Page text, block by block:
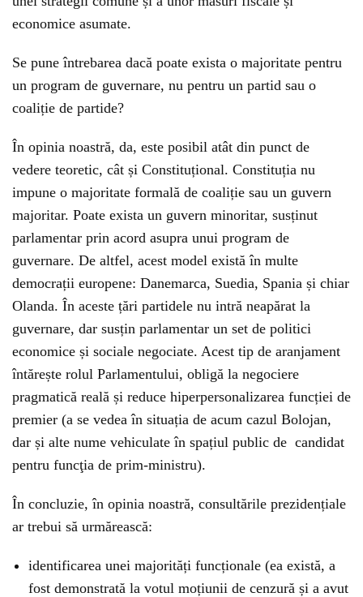
economice asumate.
Se pune întrebarea dacă poate exista o majoritate pentru
un program de guvernare, nu pentru un partid sau o
coaliție de partide?
În opinia noastră, da, este posibil atât din punct de
vedere teoretic, cât și Constituțional. Constituția nu
impune o majoritate formală de coaliție sau un guvern
majoritar. Poate exista un guvern minoritar, susținut
parlamentar prin acord asupra unui program de
guvernare. De altfel, acest model există în multe
democrații europene: Danemarca, Suedia, Spania și chiar
Olanda. În aceste țări partidele nu intră neapărat la
guvernare, dar susțin parlamentar un set de politici
economice și sociale negociate. Acest tip de aranjament
întărește rolul Parlamentului, obligă la negociere
pragmatică reală și reduce hiperpersonalizarea funcției de
premier (a se vedea în situația de acum cazul Bolojan,
dar și alte nume vehiculate în spațiul public de candidat
pentru funcţia de prim-ministru).
În concluzie, în opinia noastră, consultările prezidențiale
ar trebui să urmărească:
identificarea unei majorități funcționale (ea există, a
fost demonstrată la votul moțiunii de cenzură și a avut